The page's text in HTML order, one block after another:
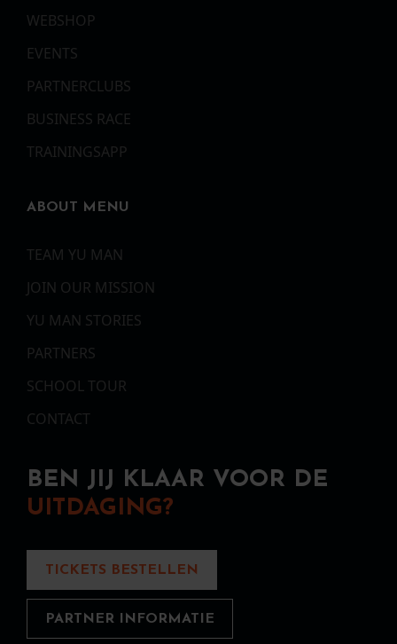
WEBSHOP
EVENTS
PARTNERCLUBS
BUSINESS RACE
TRAININGSAPP
ABOUT MENU
TEAM YU MAN
JOIN OUR MISSION
YU MAN STORIES
PARTNERS
SCHOOL TOUR
CONTACT
BEN JIJ KLAAR VOOR DE
UITDAGING?
TICKETS BESTELLEN
PARTNER INFORMATIE